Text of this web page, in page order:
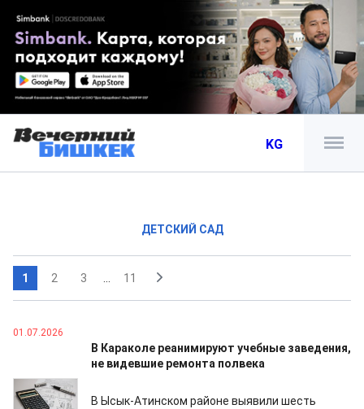
KG
ДЕТСКИЙ САД
1 2 3 11
01.07.2026
В Караколе реанимируют учебные заведения,
не видевшие ремонта полвека
22.06.2026
В Ысык-Атинском районе выявили шесть